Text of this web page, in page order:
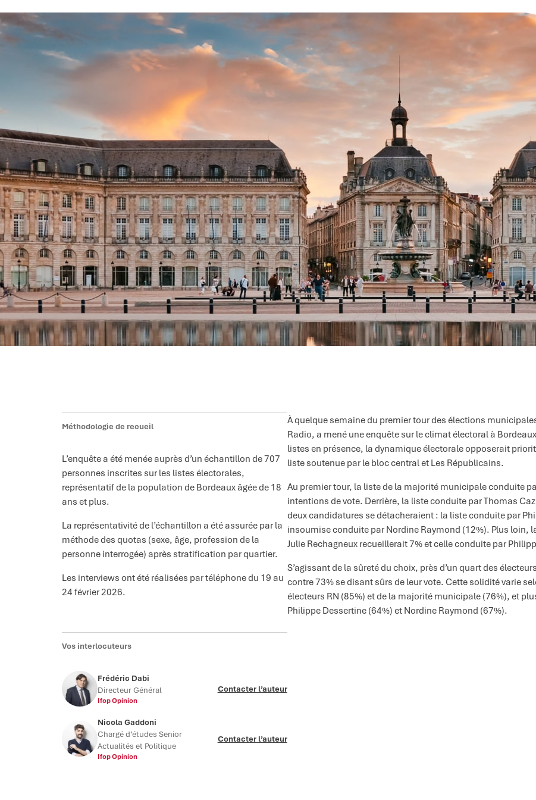
Méthodologie de recueil
L’enquête a été menée auprès d’un échantillon de 707
personnes inscrites sur les listes électorales,
représentatif de la population de Bordeaux âgée de 18
ans et plus.
La représentativité de l’échantillon a été assurée par la
méthode des quotas (sexe, âge, profession de la
personne interrogée) après stratification par quartier.
Les interviews ont été réalisées par téléphone du 19 au
24 février 2026.
Vos interlocuteurs
Frédéric Dabi
Directeur Général
Ifop Opinion
Contacter l’auteur
Nicola Gaddoni
Chargé d’études Senior
Actualités et Politique
Ifop Opinion
Contacter l’auteur
À quelque semaine du premier tour des élections
Radio, a mené une enquête sur le climat électoral à
listes en présence, la dynamique électorale opposerait
liste soutenue par le bloc central et Les Républicains.
Au premier tour, la liste de la majorité municipale conduite
intentions de vote. Derrière, la liste conduite par Thomas
deux candidatures se détacheraient : la liste conduite par
insoumise conduite par Nordine Raymond (12%). Plus
Julie Rechagneux recueillerait 7% et celle conduite par
S’agissant de la sûreté du choix, près d’un quart des
contre 73% se disant sûrs de leur vote. Cette solidité varie
électeurs RN (85%) et de la majorité municipale (76%), et
Philippe Dessertine (64%) et Nordine Raymond (67%).